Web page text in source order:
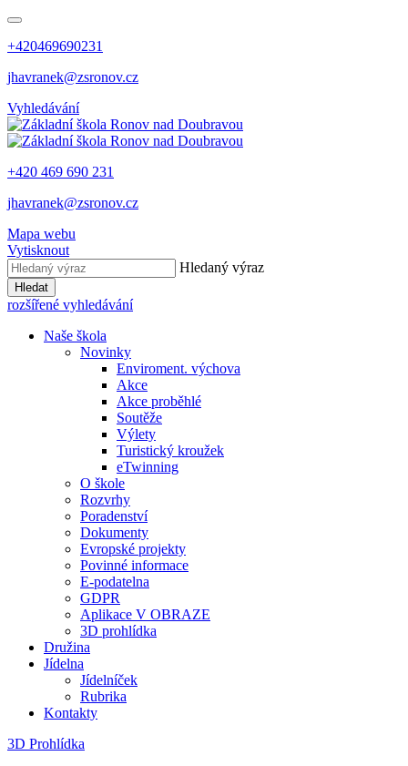
+420469690231
jhavranek@zsronov.cz
Vyhledávání
+420 469 690 231
jhavranek@zsronov.cz
Mapa webu
Vytisknout
Hledaný výraz
Hledat
rozšířené vyhledávání
Naše škola
Novinky
Enviroment. výchova
Akce
Akce proběhlé
Soutěže
Výlety
Turistický kroužek
eTwinning
O škole
Rozvrhy
Poradenství
Dokumenty
Evropské projekty
Povinné informace
E-podatelna
GDPR
Aplikace V OBRAZE
3D prohlídka
Družina
Jídelna
Jídelníček
Rubrika
Kontakty
3D Prohlídka